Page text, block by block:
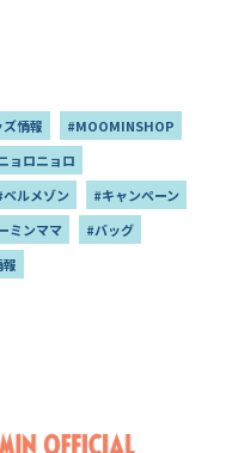
情報
#MOOMINSHOP
ョロニョロ
ベルメゾン
#キャンペーン
ミンママ
#バッグ